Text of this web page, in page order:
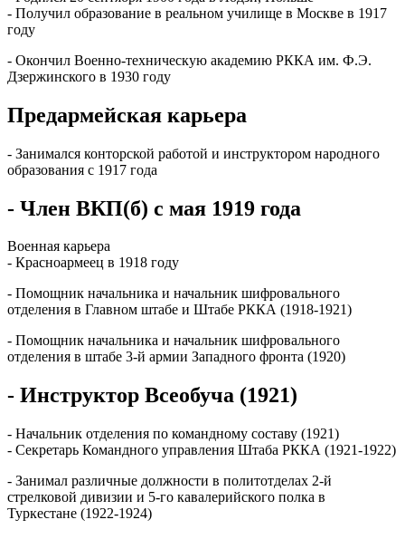
- Получил образование в реальном училище в Москве в 1917
году
- Окончил Военно-техническую академию РККА им. Ф.Э.
Дзержинского в 1930 году
Предармейская карьера
- Занимался конторской работой и инструктором народного
образования с 1917 года
- Член ВКП(б) с мая 1919 года
Военная карьера
- Красноармеец в 1918 году
- Помощник начальника и начальник шифровального
отделения в Главном штабе и Штабе РККА (1918-1921)
- Помощник начальника и начальник шифровального
отделения в штабе 3-й армии Западного фронта (1920)
- Инструктор Всеобуча (1921)
- Начальник отделения по командному составу (1921)
- Секретарь Командного управления Штаба РККА (1921-1922)
- Занимал различные должности в политотделах 2-й
стрелковой дивизии и 5-го кавалерийского полка в
Туркестане (1922-1924)